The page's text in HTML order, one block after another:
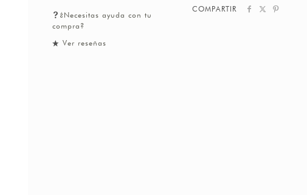
¿Necesitas ayuda con tu
compra?
Ver reseñas
COMPARTIR